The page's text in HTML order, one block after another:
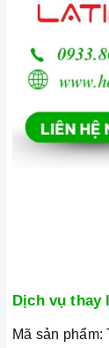
Dịch vụ
Mã sản phẩm: